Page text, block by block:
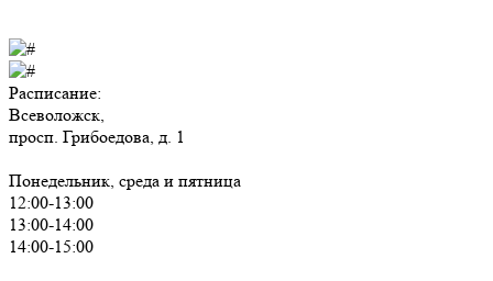
Расписание:
Всеволожск,
просп. Грибоедова, д. 1
Понедельник, среда и пятница
12:00-13:00
13:00-14:00
14:00-15:00